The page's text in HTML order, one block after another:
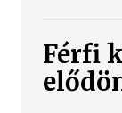
Férfi